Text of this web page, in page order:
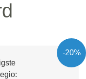
-20%